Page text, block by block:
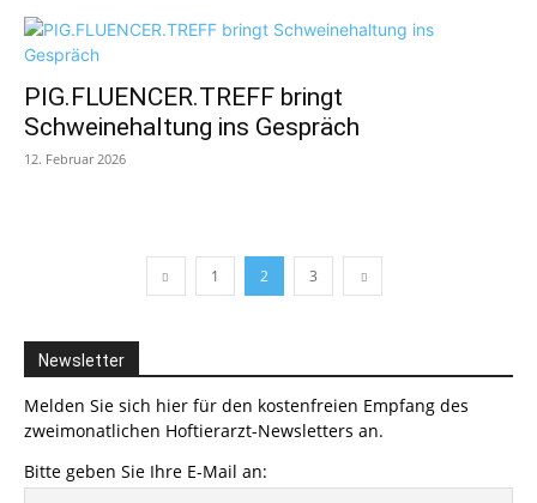
PIG.FLUENCER.TREFF bringt
Schweinehaltung ins Gespräch
12. Februar 2026
1 2 3
Newsletter
Melden Sie sich hier für den kostenfreien Empfang des
zweimonatlichen Hoftierarzt-Newsletters an.
Bitte geben Sie Ihre E-Mail an: